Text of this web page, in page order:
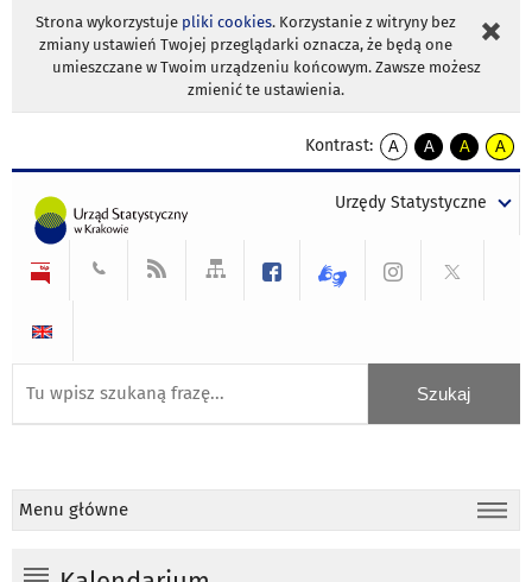
Strona wykorzystuje pliki cookies. Korzystanie z witryny bez
zmiany ustawień Twojej przeglądarki oznacza, że będą one
umieszczane w Twoim urządzeniu końcowym. Zawsze możesz
zmienić te ustawienia.
Kontrast:
A
kontrast
A
kontrast
tekst
czarnym
A
kontrast
tekst
czarnym
A
tekst
żółtym
Urzędy Statystyczne
Menu główne